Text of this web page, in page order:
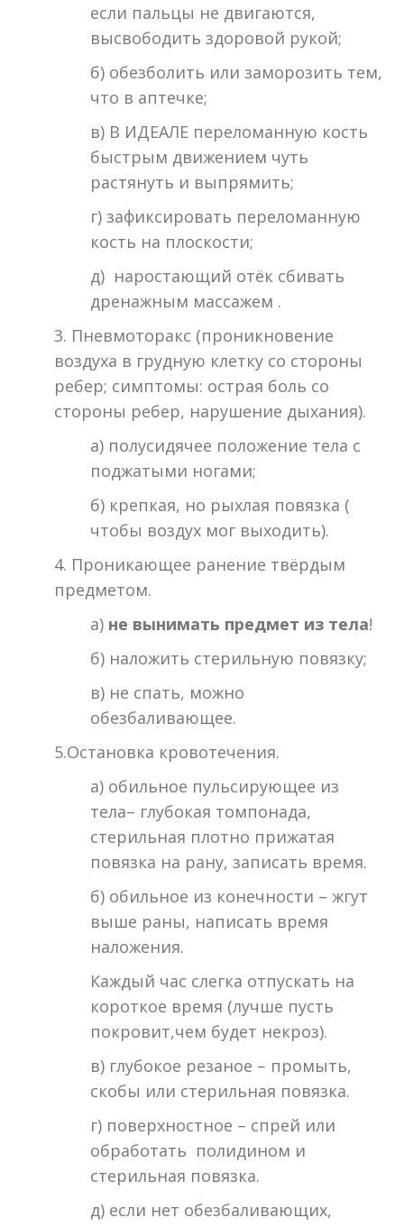
если пальцы не двигаются,
высвободить здоровой рукой;
б) обезболить или заморозить тем,
что в аптечке;
в) В ИДЕАЛЕ переломанную кость
быстрым движением чуть
растянуть и выпрямить;
г) зафиксировать переломанную
кость на плоскости;
д) наростающий отёк сбивать
дренажным массажем .
3. Пневмоторакс (проникновение
воздуха в грудную клетку со стороны
ребер; симптомы: острая боль со
стороны ребер, нарушение дыхания).
а) полусидячее положение тела с
поджатыми ногами;
б) крепкая, но рыхлая повязка (
чтобы воздух мог выходить).
4. Проникающее ранение твёрдым
предметом.
а) не вынимать предмет из тела!
б) наложить стерильную повязку;
в) не спать, можно
обезбаливающее.
5.Остановка кровотечения.
а) обильное пульсирующее из
тела– глубокая томпонада,
стерильная плотно прижатая
повязка на рану, записать время.
б) обильное из конечности – жгут
выше раны, написать время
наложения.
Каждый час слегка отпускать на
короткое время (лучше пусть
покровит,чем будет некроз).
в) глубокое резаное – промыть,
скобы или стерильная повязка.
г) поверхностное – спрей или
обработать полидином и
стерильная повязка.
д) если нет обезбаливающих,